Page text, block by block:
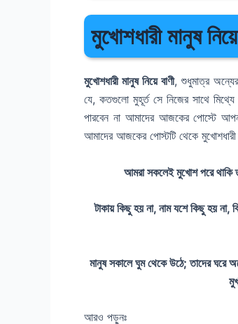
মুখোশধারী মানুষ
মুখোশধারী মানুষ নিয়ে বাণী, শুধুমাত্র
যে, কতগুলো মুহূর্ত সে নিজের সাথে
পারবেন না আমাদের আজকের পোস্টে
আমাদের আজকের পোস্টটি থেকে মুখোশধারী
আমরা সকলেই মুখোশ পরে থাকি
টাকায় কিছু হয় না, নাম যশে কিছু হয় না,
মানুষ সকালে ঘুম থেকে উঠে; তাদের ঘরে
আরও পড়ুনঃ